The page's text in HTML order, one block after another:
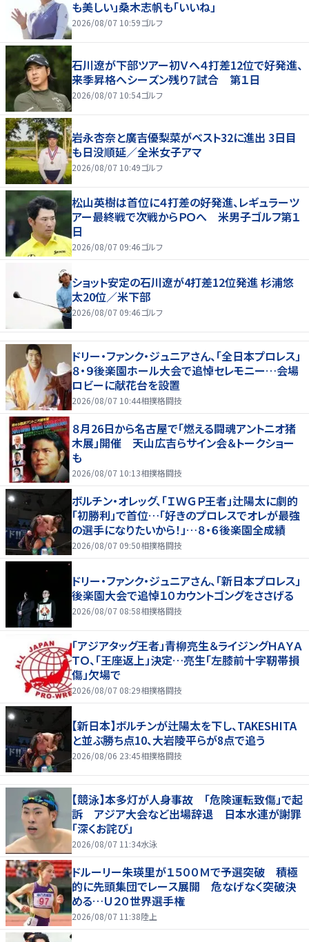
も美しい」桑木志帆も「いいね」
2026/08/07 10:59ゴルフ
石川遼が下部ツアー初Ｖへ４打差12位で好発進、
来季昇格へシーズン残り７試合 第１日
2026/08/07 10:54ゴルフ
岩永杏奈と廣吉優梨菜がベスト32に進出 3日目
も日没順延／全米女子アマ
2026/08/07 10:49ゴルフ
松山英樹は首位に４打差の好発進、レギュラーツ
アー最終戦で次戦からＰＯへ 米男子ゴルフ第１
日
2026/08/07 09:46ゴルフ
ショット安定の石川遼が4打差12位発進 杉浦悠
太20位／米下部
2026/08/07 09:46ゴルフ
ドリー・ファンク・ジュニアさん、「全日本プロレス」
８・９後楽園ホール大会で追悼セレモニー…会場
ロビーに献花台を設置
2026/08/07 10:44相撲格闘技
８月26日から名古屋で「燃える闘魂アントニオ猪
木展」開催 天山広吉らサイン会＆トークショー
も
2026/08/07 10:13相撲格闘技
ボルチン・オレッグ、「ＩＷＧＰ王者」辻陽太に劇的
「初勝利」で首位…「好きのプロレスでオレが最強
の選手になりたいから！」…８・６後楽園全成績
2026/08/07 09:50相撲格闘技
ドリー・ファンク・ジュニアさん、「新日本プロレス」
後楽園大会で追悼１０カウントゴングをささげる
2026/08/07 08:58相撲格闘技
「アジアタッグ王者」青柳亮生＆ライジングＨＡＹＡ
ＴＯ、「王座返上」決定…亮生「左膝前十字靭帯損
傷」欠場で
2026/08/07 08:29相撲格闘技
【新日本】ボルチンが辻陽太を下し、TAKESHITA
と並ぶ勝ち点10、大岩陵平らが8点で追う
2026/08/06 23:45相撲格闘技
【競泳】本多灯が人身事故 「危険運転致傷」で起
訴 アジア大会など出場辞退 日本水連が謝罪
「深くお詫び」
2026/08/07 11:34水泳
ドルーリー朱瑛里が１５００Ｍで予選突破 積極
的に先頭集団でレース展開 危なげなく突破決
める…Ｕ２０世界選手権
2026/08/07 11:38陸上